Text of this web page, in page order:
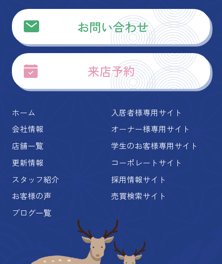
お問い合わせ
来店予約
ホーム
会社情報
店舗一覧
更新情報
スタッフ紹介
お客様の声
ブログ一覧
入居者様専用サイト
オーナー様専用サイト
学生のお客様専用サイト
コーポレートサイト
採用情報サイト
売買検索サイト